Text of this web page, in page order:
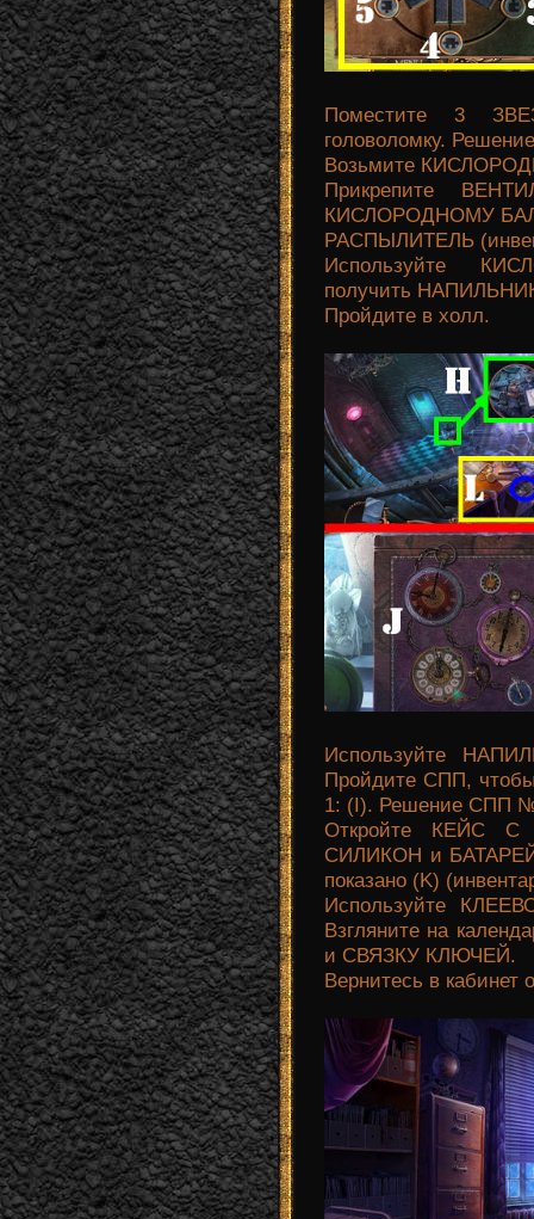
Поместите 3
головоломку.
Возьмите
Прикрепите
КИСЛОРОДНОМУ
РАСПЫЛИТЕЛЬ
Используйте
получить
Пройдите в холл.
Используйте
Пройдите СПП,
1: (I). Решение СПП
Откройте КЕЙС С
СИЛИКОН и
показано (K)
Используйте
Взгляните на
и СВЯЗКУ КЛЮЧЕЙ.
Вернитесь в кабинет